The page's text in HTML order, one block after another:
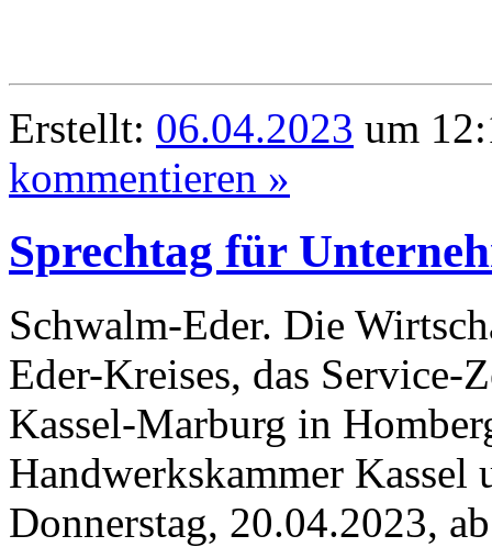
Erstellt: 06.04.2023 um
kommentieren »
Sprechtag für
Schwalm-Eder. Die
Eder-Kreises, das
Kassel-Marburg in
Handwerkskammer
Donnerstag, 20.04.2023,